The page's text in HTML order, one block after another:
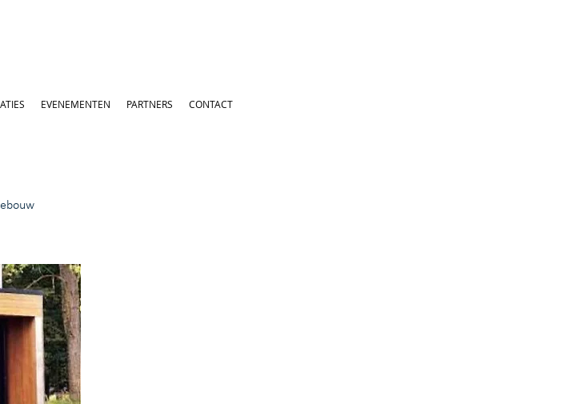
EVENEMENTEN PARTNERS CONTACT